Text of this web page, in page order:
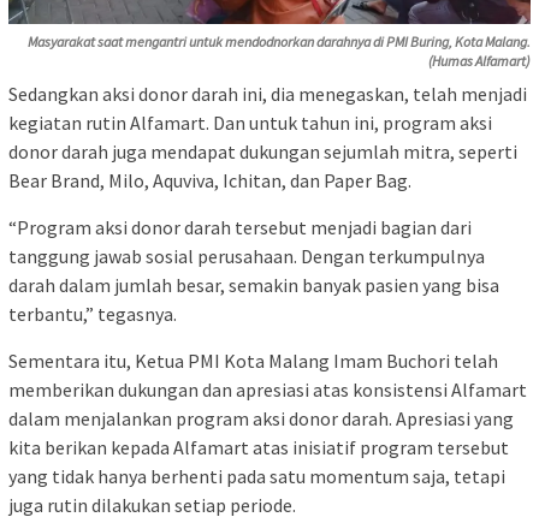
Masyarakat saat mengantri untuk mendodnorkan darahnya di PMI Buring, Kota Malang.
(Humas Alfamart)
Sedangkan aksi donor darah ini, dia menegaskan, telah menjadi
kegiatan rutin Alfamart. Dan untuk tahun ini, program aksi
donor darah juga mendapat dukungan sejumlah mitra, seperti
Bear Brand, Milo, Aquviva, Ichitan, dan Paper Bag.
“Program aksi donor darah tersebut menjadi bagian dari
tanggung jawab sosial perusahaan. Dengan terkumpulnya
darah dalam jumlah besar, semakin banyak pasien yang bisa
terbantu,” tegasnya.
Sementara itu, Ketua PMI Kota Malang Imam Buchori telah
memberikan dukungan dan apresiasi atas konsistensi Alfamart
dalam menjalankan program aksi donor darah. Apresiasi yang
kita berikan kepada Alfamart atas inisiatif program tersebut
yang tidak hanya berhenti pada satu momentum saja, tetapi
juga rutin dilakukan setiap periode.